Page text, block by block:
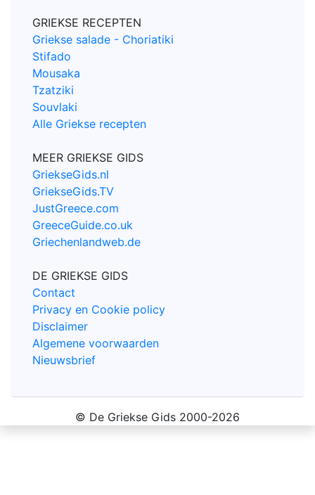
GRIEKSE RECEPTEN
Griekse salade - Choriatiki
Stifado
Mousaka
Tzatziki
Souvlaki
Alle Griekse recepten
MEER GRIEKSE GIDS
GriekseGids.nl
GriekseGids.TV
JustGreece.com
GreeceGuide.co.uk
Griechenlandweb.de
DE GRIEKSE GIDS
Contact
Privacy en Cookie policy
Disclaimer
Algemene voorwaarden
Nieuwsbrief
© De Griekse Gids 2000-2026